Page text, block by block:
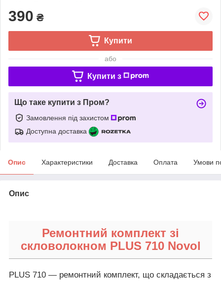
390 ₴
Купити
або
Купити з
Що таке купити з Пром?
Замовлення під захистом
Доступна доставка
Опис Характеристики Доставка Оплата Умови
Опис
Ремонтний комплект зі
скловолокном PLUS 710 Novol
PLUS 710 — ремонтний комплект, що складається з